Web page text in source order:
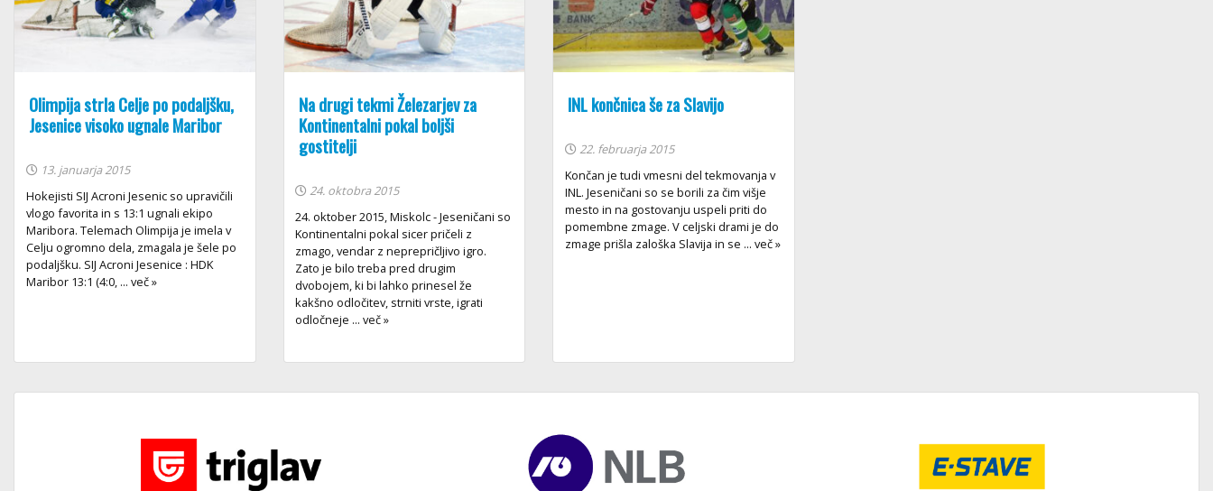
Olimpija strla Celje po podaljšku,
Jesenice visoko ugnale Maribor
13. januarja 2015
Hokejisti SIJ Acroni Jesenic so upravičili
vlogo favorita in s 13:1 ugnali ekipo
Maribora. Telemach Olimpija je imela v
Celju ogromno dela, zmagala je šele po
podaljšku. SIJ Acroni Jesenice : HDK
Maribor 13:1 (4:0, ... več »
Na drugi tekmi Železarjev za
Kontinentalni pokal boljši
gostitelji
24. oktobra 2015
24. oktober 2015, Miskolc - Jeseničani so
Kontinentalni pokal sicer pričeli z
zmago, vendar z neprepričljivo igro.
Zato je bilo treba pred drugim
dvobojem, ki bi lahko prinesel že
kakšno odločitev, strniti vrste, igrati
odločneje ... več »
INL končnica še za Slavijo
22. februarja 2015
Končan je tudi vmesni del tekmovanja v
INL. Jeseničani so se borili za čim višje
mesto in na gostovanju uspeli priti do
pomembne zmage. V celjski drami je do
zmage prišla zaloška Slavija in se ... več »